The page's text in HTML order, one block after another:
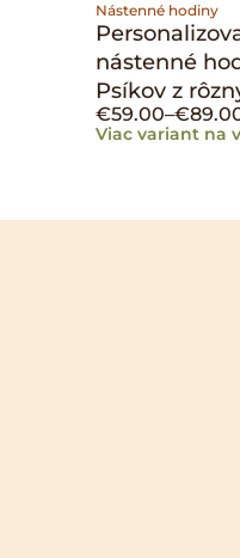
Nástenné hodiny
nástenné
Psíkov z
€59.00–€
Viac variant na